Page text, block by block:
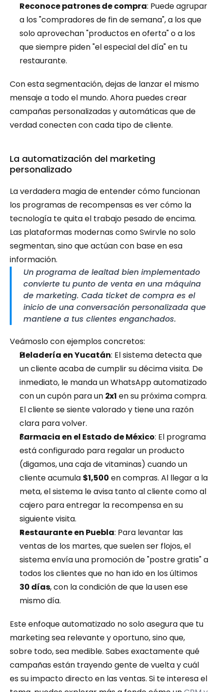
Reconoce patrones de compra: Puede agrupar
a los "compradores de fin de semana", a los que
solo aprovechan "productos en oferta" o a los
que siempre piden "el especial del día" en tu
restaurante.
Con esta segmentación, dejas de lanzar el mismo
mensaje a todo el mundo. Ahora puedes crear
campañas personalizadas y automáticas que de
verdad conecten con cada tipo de cliente.
La automatización del marketing
personalizado
La verdadera magia de entender cómo funcionan
los programas de recompensas es ver cómo la
tecnología te quita el trabajo pesado de encima.
Las plataformas modernas como Swirvle no solo
segmentan, sino que actúan con base en esa
información.
Un programa de lealtad bien implementado
convierte tu punto de venta en una máquina
de marketing. Cada ticket de compra es el
inicio de una conversación personalizada que
mantiene a tus clientes enganchados.
Veámoslo con ejemplos concretos:
Heladería en Yucatán: El sistema detecta que
un cliente acaba de cumplir su décima visita. De
inmediato, le manda un WhatsApp automatizado
con un cupón para un 2x1 en su próxima compra.
El cliente se siente valorado y tiene una razón
clara para volver.
Farmacia en el Estado de México: El programa
está configurado para regalar un producto
(digamos, una caja de vitaminas) cuando un
cliente acumula $1,500 en compras. Al llegar a la
meta, el sistema le avisa tanto al cliente como al
cajero para entregar la recompensa en su
siguiente visita.
Restaurante en Puebla: Para levantar las
ventas de los martes, que suelen ser flojos, el
sistema envía una promoción de "postre gratis" a
30 días, con la condición de que la usen ese
mismo día.
Este enfoque automatizado no solo asegura que tu
marketing sea relevante y oportuno, sino que,
sobre todo, sea medible. Sabes exactamente qué
campañas están trayendo gente de vuelta y cuál
es su impacto directo en las ventas. Si te interesa el